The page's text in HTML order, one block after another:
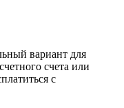
вариант для
счета или
с